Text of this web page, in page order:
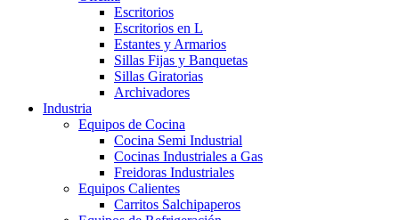
Escritorios
Escritorios en L
Estantes y Armarios
Sillas Fijas y Banquetas
Sillas Giratorias
Archivadores
Industria
Equipos de Cocina
Cocina Semi Industrial
Cocinas Industriales a Gas
Freidoras Industriales
Equipos Calientes
Carritos Salchipaperos